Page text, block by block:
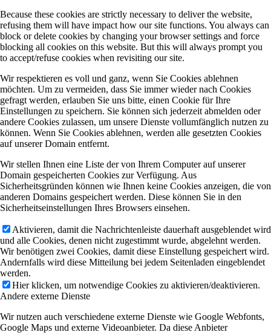
Because these cookies are strictly necessary to deliver the website,
refusing them will have impact how our site functions. You always can
block or delete cookies by changing your browser settings and force
blocking all cookies on this website. But this will always prompt you
to accept/refuse cookies when revisiting our site.
Wir respektieren es voll und ganz, wenn Sie Cookies ablehnen
möchten. Um zu vermeiden, dass Sie immer wieder nach Cookies
gefragt werden, erlauben Sie uns bitte, einen Cookie für Ihre
Einstellungen zu speichern. Sie können sich jederzeit abmelden oder
andere Cookies zulassen, um unsere Dienste vollumfänglich nutzen zu
können. Wenn Sie Cookies ablehnen, werden alle gesetzten Cookies
auf unserer Domain entfernt.
Wir stellen Ihnen eine Liste der von Ihrem Computer auf unserer
Domain gespeicherten Cookies zur Verfügung. Aus
Sicherheitsgründen können wie Ihnen keine Cookies anzeigen, die von
anderen Domains gespeichert werden. Diese können Sie in den
Sicherheitseinstellungen Ihres Browsers einsehen.
Aktivieren, damit die Nachrichtenleiste dauerhaft ausgeblendet wird
und alle Cookies, denen nicht zugestimmt wurde, abgelehnt werden.
Wir benötigen zwei Cookies, damit diese Einstellung gespeichert wird.
Andernfalls wird diese Mitteilung bei jedem Seitenladen eingeblendet
werden.
Hier klicken, um notwendige Cookies zu aktivieren/deaktivieren.
Andere externe Dienste
Wir nutzen auch verschiedene externe Dienste wie Google Webfonts,
Google Maps und externe Videoanbieter. Da diese Anbieter